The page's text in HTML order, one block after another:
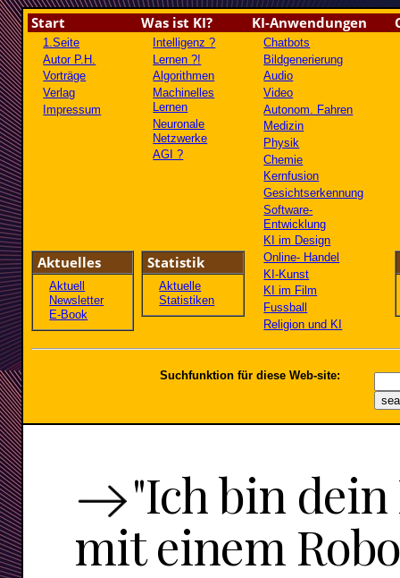
Start Was ist KI? KI-Anwendungen
1.Seite
Autor P.H.
Vorträge
Verlag
Impressum
Intelligenz ?
Lernen ?!
Algorithmen
Machinelles
Lernen
Neuronale
Netzwerke
AGI ?
Chatbots
Bildgenerierung
Audio
Video
Autonom. Fahren
Medizin
Physik
Chemie
Kernfusion
Gesichtserkennung
Software-
Entwicklung
KI im Design
Online- Handel
KI-Kunst
KI im Film
Fussball
Religion und KI
Aktuelles
Aktuell
Newsletter
E-Book
Statistik
Aktuelle
Statistiken
Suchfunktion für diese Web-site:
"Ich bin
mit einem